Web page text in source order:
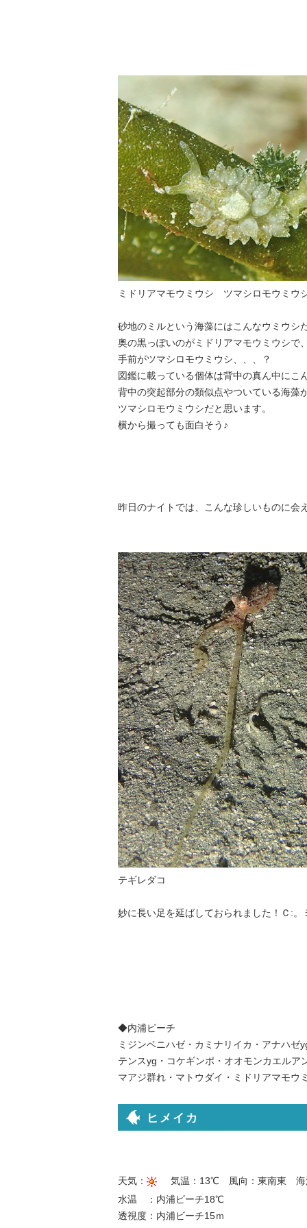
ミドリアマモウミウシ ツマシロモウミウ
砂地のミルという海藻にはこんなウミウシ
奥の黒っぽいのがミドリアマモウミウシで
手前がツマシロモウミウシ、、、？
図鑑に載っている個体は背中の真ん中にこ
背中の突起部分の類似点やついている海藻
ツマシロモウミウシだと思います。
横から撮っても面白そう♪
昨日のナイトでは、こんな珍しいものに会
テギレダコ
妙に長い足を延ばしておられました！Ｃ:。
◆内浦ビーチ
ミジンベニハゼ・カミナリイカ・アナハゼ
テンスyg・コケギンポ・オオモンカエルア
マアジ群れ・マトウダイ・ミドリアマモ
ヒメイカ
天気：
気温：13℃ 風向：東南東 海
水温 ：内浦ビーチ18℃
透視度：内浦ビーチ15ｍ